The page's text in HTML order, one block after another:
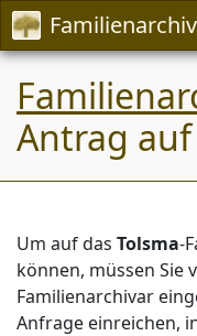
Antrag
Um auf das Tolsma-
können, müssen Sie
Familienarchivar
Anfrage einreichen,